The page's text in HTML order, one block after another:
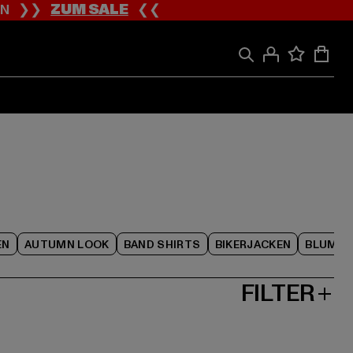
❯❯ZUM SALE❮❮
AUTUMN LOOK BAND SHIRTS BIKERJACKEN
FILTER